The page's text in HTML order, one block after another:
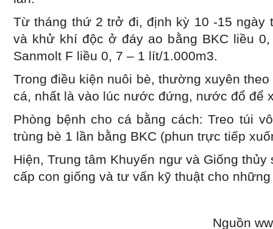
Từ tháng thứ 2 trở đi, định kỳ 10 -15 ngày
và khử khí độc ở đáy ao bằng BKC liều
Sanmolt F liều 0, 7 – 1 lít/1.000m3.
Trong điều kiện nuôi bè, thường xuyên
cá, nhất là vào lúc nước đứng, nước đổ để
Phòng bệnh cho cá bằng cách: Treo túi
trùng bè 1 lần bằng BKC (phun trực tiếp
Hiện, Trung tâm Khuyến ngư và Giống thủy
cấp con giống và tư vấn kỹ thuật cho
Nguồn